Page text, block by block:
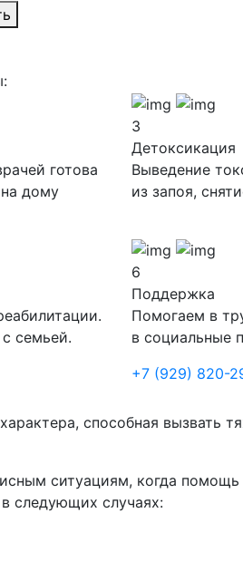
готова
дому
3
Детоксикация
Выведение
из запоя,
семьей.
6
Поддержка
Помогаем в
в социальные
+7 (929) 820-
способная вызвать
ситуациям, когда
следующих случаях: